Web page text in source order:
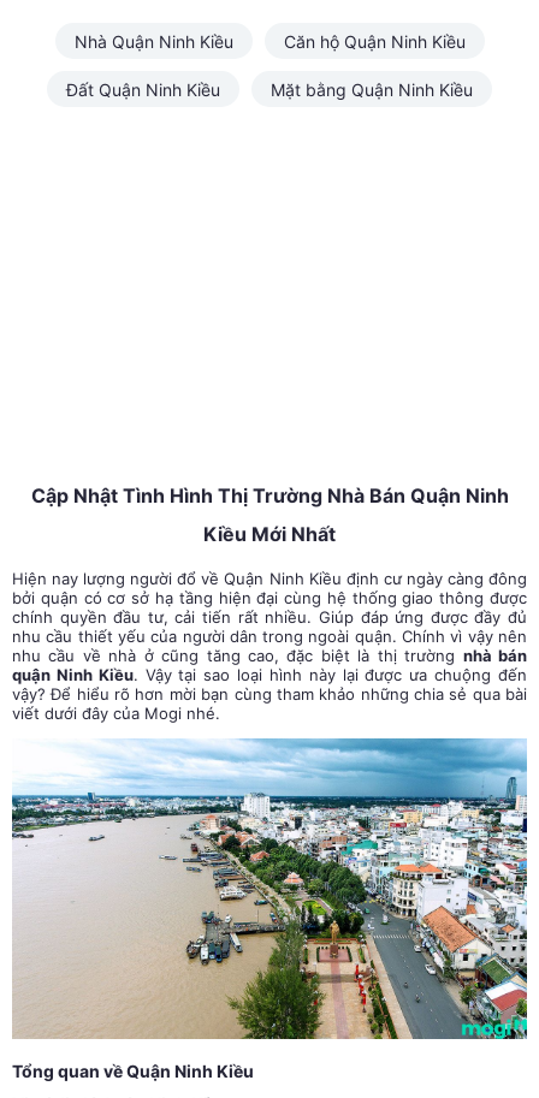
Nhà Quận Ninh Kiều Căn hộ Quận Ninh Kiều
Đất Quận Ninh Kiều Mặt bằng Quận Ninh Kiều
Cập Nhật Tình Hình Thị Trường Nhà Bán Quận Ninh
Kiều Mới Nhất
Hiện nay lượng người đổ về Quận Ninh Kiều định cư ngày càng đông
bởi quận có cơ sở hạ tầng hiện đại cùng hệ thống giao thông được
chính quyền đầu tư, cải tiến rất nhiều. Giúp đáp ứng được đầy đủ
nhu cầu thiết yếu của người dân trong ngoài quận. Chính vì vậy nên
nhu cầu về nhà ở cũng tăng cao, đặc biệt là thị trường nhà bán
quận Ninh Kiều. Vậy tại sao loại hình này lại được ưa chuộng đến
vậy? Để hiểu rõ hơn mời bạn cùng tham khảo những chia sẻ qua bài
viết dưới đây của Mogi nhé.
Tổng quan về Quận Ninh Kiều